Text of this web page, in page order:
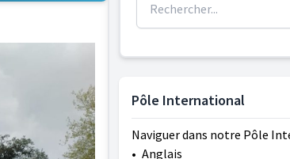
Pôle International
Naviguer dans notre Pôle
• Anglais